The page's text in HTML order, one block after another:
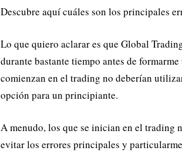
Descubre aquí cuáles son los principales
Lo que quiero aclarar es que Global
durante bastante tiempo antes de
comienzan en el trading no deberían
opción para un principiante.
A menudo, los que se inician en el trading
evitar los errores principales y